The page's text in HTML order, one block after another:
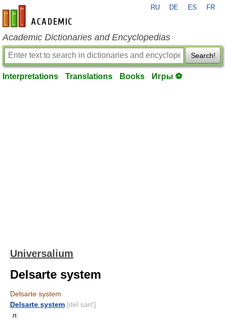
en-academic.com
RU DE ES FR
Academic Dictionaries and Encyclopedias
Search!
Interpretations Translations Books Игры ⚽
Universalium
Delsarte system
Delsarte system
Delsarte system [del särt′]
n.